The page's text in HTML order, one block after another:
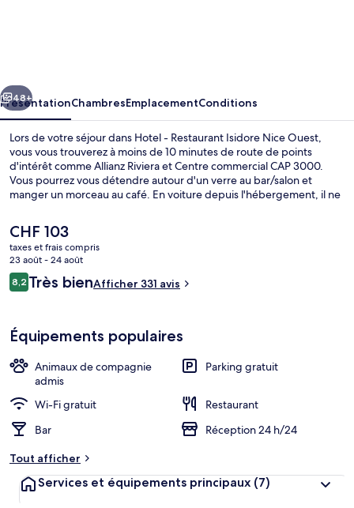
Nice
Ouest
Suivant
48+
PrésentationChambresEmplacementConditions
Lors de votre séjour dans Hotel - Restaurant Isidore Nice Ouest,
vous vous trouverez à moins de 10 minutes de route de points
d'intérêt comme Allianz Riviera et Centre commercial CAP 3000.
Vous pourrez vous détendre autour d'un verre au bar/salon et
manger un morceau au café. En voiture depuis l'hébergement, il ne
comme Promenade des Anglais et Hôtel Negresco.Les autres
voyageurs adorent le personnel attentionné. Les transports publics
se situent à une courte distance à pied : Arrêt de tram Saint-Isidore
est à 3 min et Arrêt de tram Stade, à 9 min.
Le
prix
actuel
est
de
CHF 103
taxes et frais compris
23 août - 24 août
Avis
voyageurs
8,28,2 sur 10
Très bienAfficher 331 avis
Équipements populaires
Animaux de compagnie
admis
Parking gratuit
Wi-Fi gratuit
Restaurant
Bar
Réception 24 h/24
Tout afficher
Services et équipements principaux (7)